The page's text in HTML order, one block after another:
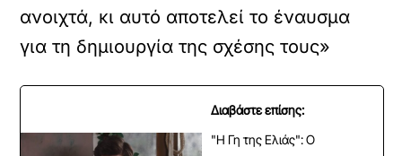
ανοιχτά, κι αυτό αποτελεί το έναυσμα
για τη δημιουργία της σχέσης τους»
Διαβάστε επίσης:
"Η Γη της Ελιάς": Ο